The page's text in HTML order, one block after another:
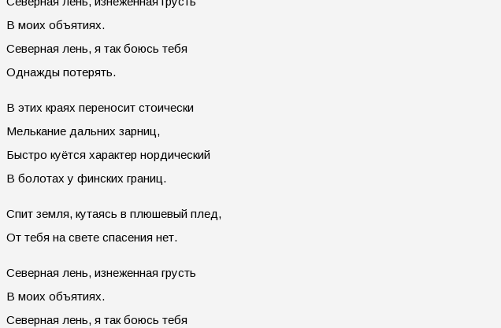
В моих объятиях.
Северная лень, я так боюсь тебя
Однажды потерять.
В этих краях переносит стоически
Мелькание дальних зарниц,
Быстро куётся характер нордический
В болотах у финских границ.
Спит земля, кутаясь в плюшевый плед,
От тебя на свете спасения нет.
Северная лень, изнеженная грусть
В моих объятиях.
Северная лень, я так боюсь тебя